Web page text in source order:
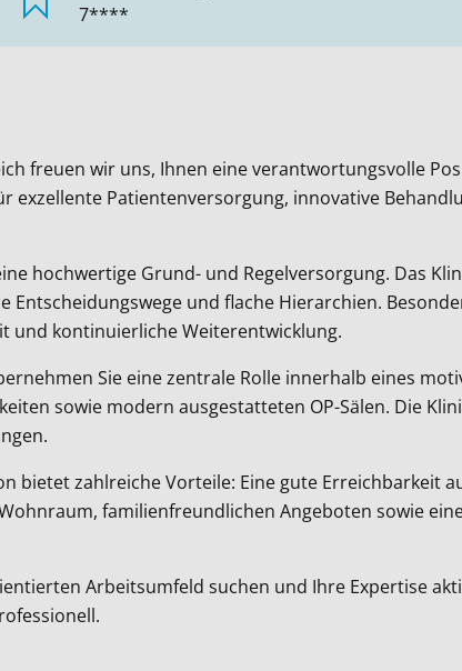
7****
freuen wir uns, Ihnen eine verantwortungsvolle
Patientenversorgung, innovative
hochwertige Grund- und Regelversorgung. Das
und flache Hierarchien.
und kontinuierliche Weiterentwicklung.
Sie eine zentrale Rolle innerhalb eines
sowie modern ausgestatteten OP-Sälen. Die
bietet zahlreiche Vorteile: Eine gute Erreichbarkeit
familienfreundlichen Angeboten sowie
Arbeitsumfeld suchen und Ihre Expertise